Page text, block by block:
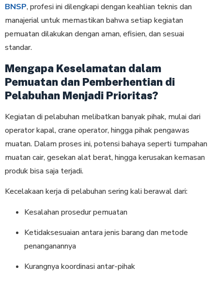
BNSP, profesi ini dilengkapi dengan keahlian teknis dan
manajerial untuk memastikan bahwa setiap kegiatan
pemuatan dilakukan dengan aman, efisien, dan sesuai
standar.
Mengapa Keselamatan dalam
Pemuatan dan Pemberhentian di
Pelabuhan Menjadi Prioritas?
Kegiatan di pelabuhan melibatkan banyak pihak, mulai dari
operator kapal, crane operator, hingga pihak pengawas
muatan. Dalam proses ini, potensi bahaya seperti tumpahan
muatan cair, gesekan alat berat, hingga kerusakan kemasan
produk bisa saja terjadi.
Kecelakaan kerja di pelabuhan sering kali berawal dari:
Kesalahan prosedur pemuatan
Ketidaksesuaian antara jenis barang dan metode
penanganannya
Kurangnya koordinasi antar-pihak